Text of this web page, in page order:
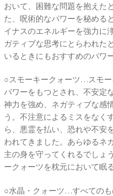
おいて、困難な問題を抱えた
た、呪術的なパワーを秘める
イナスのエネルギーを強力に
ガティブな思考にとらわれた
いるときにもおすすめのパワ
○スモーキークォーツ…スモ
パワーをもつとされ、不安定
神力を強め、ネガティブな感
う。不注意によるミスをなく
ら、悪霊を払い、恐れや不安
われてきました。あらゆるネ
主の身を守ってくれるでしょ
ークォーツを枕元において眠
○水晶・クォーツ…すべての